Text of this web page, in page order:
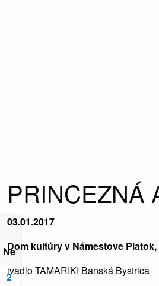
Ne
2
PRINCEZNÁ
03.01.2017
Dom kultúry v Námestove Piatok,
ivadlo TAMARIKI Banská Bystrica